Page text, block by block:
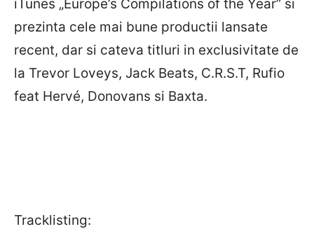
iTunes „Europe’s Compilations of the Year” si
prezinta cele mai bune productii lansate
recent, dar si cateva titluri in exclusivitate de
la Trevor Loveys, Jack Beats, C.R.S.T, Rufio
feat Hervé, Donovans si Baxta.
Tracklisting: